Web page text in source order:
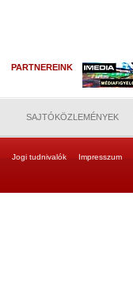
PARTNEREINK
SAJTÓKÖZLEMÉNYEK
Jogi tudnivalók Impresszum